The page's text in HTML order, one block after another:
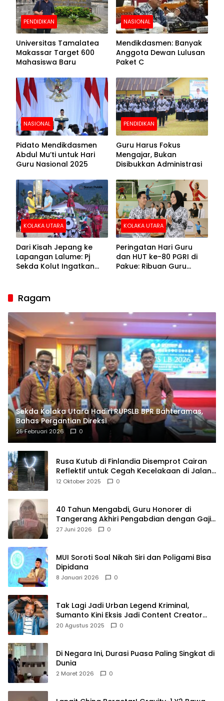
PENDIDIKAN
Universitas Tamalatea
Makassar Target 600
Mahasiswa Baru
NASIONAL
Mendikdasmen: Banyak
Anggota Dewan Lulusan
Paket C
NASIONAL
Pidato Mendikdasmen
Abdul Mu’ti untuk Hari
Guru Nasional 2025
PENDIDIKAN
Guru Harus Fokus
Mengajar, Bukan
Disibukkan Administrasi
KOLAKA UTARA
Dari Kisah Jepang ke
Lapangan Lalume: Pj
Sekda Kolut Ingatkan
KOLAKA UTARA
Peringatan Hari Guru
dan HUT ke-80 PGRI di
Pakue: Ribuan Guru
Ragam
Sekda Kolaka Utara Hadiri RUPSLB BPR Bahteramas,
Bahas Pergantian Direksi
25 Februari 2026 0
Rusa Kutub di Finlandia Disemprot Cairan
Reflektif untuk Cegah Kecelakaan di Jalan
Raya
12 Oktober 2025 0
40 Tahun Mengabdi, Guru Honorer di
Tangerang Akhiri Pengabdian dengan Gaji
Rp414 Ribu
27 Juni 2026 0
MUI Soroti Soal Nikah Siri dan Poligami Bisa
Dipidana
8 Januari 2026 0
Tak Lagi Jadi Urban Legend Kriminal,
Sumanto Kini Eksis Jadi Content Creator
Mukbang
20 Agustus 2025 0
Di Negara Ini, Durasi Puasa Paling Singkat di
Dunia
2 Maret 2026 0